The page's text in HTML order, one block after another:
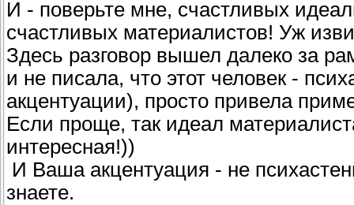
И - поверьте мне, счастливых
счастливых материалистов! Уж
Здесь разговор вышел далеко за
и не писала, что этот человек -
акцентуации), просто привела
Если проще, так идеал
интересная!))
И Ваша акцентуация - не
знаете.